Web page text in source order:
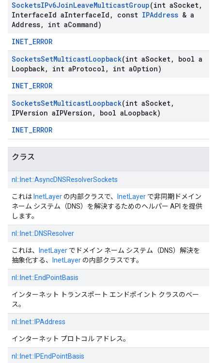
SocketsIPv6JoinLeaveMulticastGroup(int aSocket,
InterfaceId aInterfaceId , const IPAddress & a
Address, int aCommand)
INET_ERROR
SocketsSetMulticastLoopback(int aSocket,
bool a
Loopback, int aProtocol , int aOption)
INET_ERROR
SocketsSetMulticastLoopback(int aSocket,
IPVersion aIPVersion , bool aLoopback)
INET_ERROR
クラス
nl:: Inet::AsyncDNSResolverSockets
これは InetLayer の内部クラスで、 InetLayer で非同期ドメイン
ネーム システム（DNS）を解決するためのヘルパー API を提供
します。
nl:: Inet::DNSResolver
これは、 InetLayer でドメイン ネーム システム（DNS）解決を
抽象化する、
InetLayer の内部クラスです。
nl:: Inet::EndPointBasis
インターネット トランスポート エンドポイント クラスのベー
ス。
nl:: Inet:: IPAddress
インターネット プロトコル アドレス。
nl:: Inet:: IPEndPointBasis